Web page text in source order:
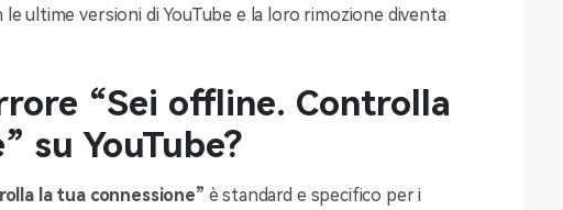
ultime versioni di YouTube e la loro rimozione diventa
“Sei offline. Controlla
su YouTube?
la tua connessione” è standard e specifico per i